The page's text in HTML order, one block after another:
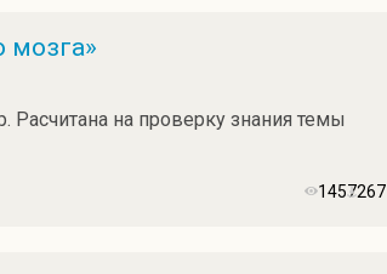
мозга»
Расчитана на проверку знания темы
1457267